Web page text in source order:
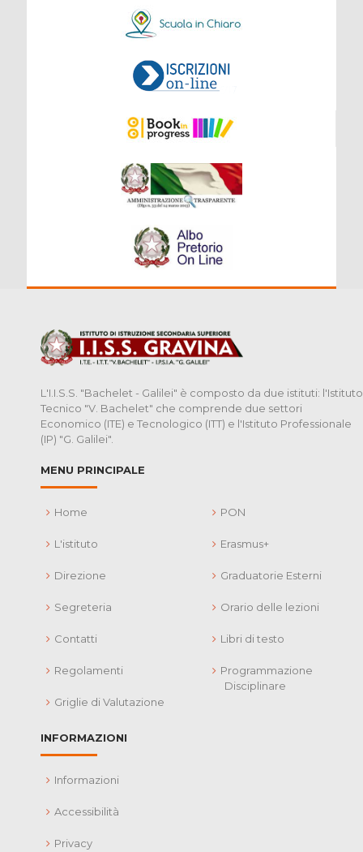
L'I.I.S.S. "Bachelet - Galilei" è composto da due istituti: l'Istituto
Tecnico "V. Bachelet" che comprende due settori
Economico (ITE) e Tecnologico (ITT) e l'Istituto Professionale
(IP) "G. Galilei".
MENU PRINCIPALE
Home
L'istituto
Direzione
Segreteria
Contatti
Regolamenti
Griglie di Valutazione
PON
Erasmus+
Graduatorie Esterni
Orario delle lezioni
Libri di testo
Programmazione
Disciplinare
INFORMAZIONI
Informazioni
Accessibilità
Privacy